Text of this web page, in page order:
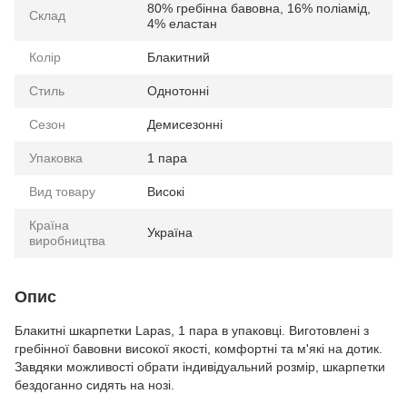
Склад
80% гребінна бавовна, 16% поліамід,
4% еластан
Колір Блакитний
Стиль Однотонні
Сезон Демисезонні
Упаковка 1 пара
Вид товару Високі
Країна
виробництва
Україна
Опис
Блакитні шкарпетки Lapas, 1 пара в упаковці. Виготовлені з
гребінної бавовни високої якості, комфортні та м'які на дотик.
Завдяки можливості обрати індивідуальний розмір, шкарпетки
бездоганно сидять на нозі.